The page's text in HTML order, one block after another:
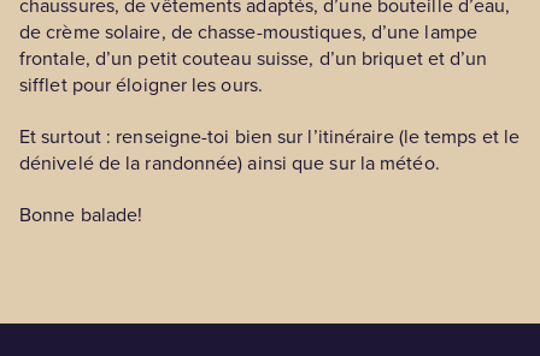
de crème solaire, de chasse-moustiques, d’une lampe
frontale, d’un petit couteau suisse, d’un briquet et d’un
sifflet pour éloigner les ours.
Et surtout : renseigne-toi bien sur l’itinéraire (le temps et le
dénivelé de la randonnée) ainsi que sur la météo.
Bonne balade!